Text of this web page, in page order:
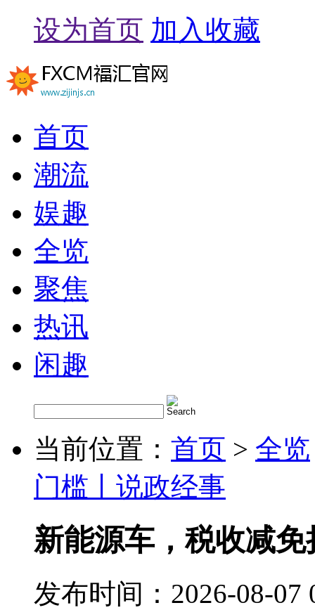
设为首页 加入收藏
首页
潮流
娱趣
全览
聚焦
热讯
闲趣
当前位置： 首页 > 全览
门槛丨说政经事
新能源车，税收减
发布时间：2026-08-07